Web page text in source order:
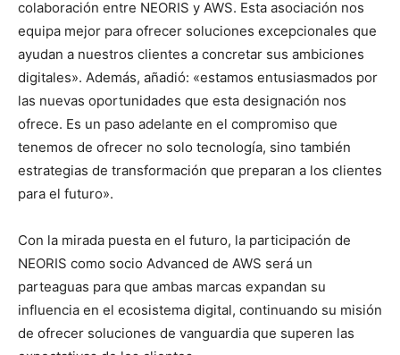
colaboración entre NEORIS y AWS. Esta asociación nos
equipa mejor para ofrecer soluciones excepcionales que
ayudan a nuestros clientes a concretar sus ambiciones
digitales». Además, añadió: «estamos entusiasmados por
las nuevas oportunidades que esta designación nos
ofrece. Es un paso adelante en el compromiso que
tenemos de ofrecer no solo tecnología, sino también
estrategias de transformación que preparan a los clientes
para el futuro».
Con la mirada puesta en el futuro, la participación de
NEORIS como socio Advanced de AWS será un
parteaguas para que ambas marcas expandan su
influencia en el ecosistema digital, continuando su misión
de ofrecer soluciones de vanguardia que superen las